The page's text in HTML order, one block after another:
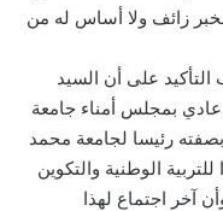
زائف ولا أساس له من
التأكيد على أن السيد
بمجلس أمناء جامعة
الخامس بأبوظبي منذ سنة 2015، بصفته رئيسا لجامعة محمد
2018 بصفته وزيرا للتربية الوطنية والتكوين
آخر اجتماع لهذا